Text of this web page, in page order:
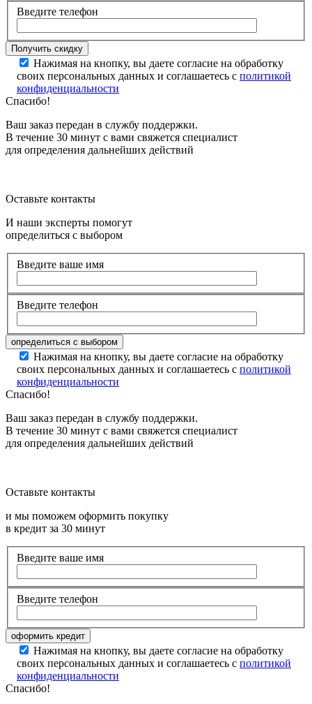
Введите телефон
Нажимая на кнопку, вы даете согласие на обработку
своих персональных данных и соглашаетесь с политикой
конфиденциальности
Спасибо!
Ваш заказ передан в службу поддержки.
В течение 30 минут с вами свяжется специалист
для определения дальнейших действий
Оставьте контакты
И наши эксперты помогут
определиться с выбором
Введите ваше имя
Введите телефон
Нажимая на кнопку, вы даете согласие на обработку
своих персональных данных и соглашаетесь с политикой
конфиденциальности
Спасибо!
Ваш заказ передан в службу поддержки.
В течение 30 минут с вами свяжется специалист
для определения дальнейших действий
Оставьте контакты
и мы поможем оформить покупку
в кредит за 30 минут
Введите ваше имя
Введите телефон
Нажимая на кнопку, вы даете согласие на обработку
своих персональных данных и соглашаетесь с политикой
конфиденциальности
Спасибо!